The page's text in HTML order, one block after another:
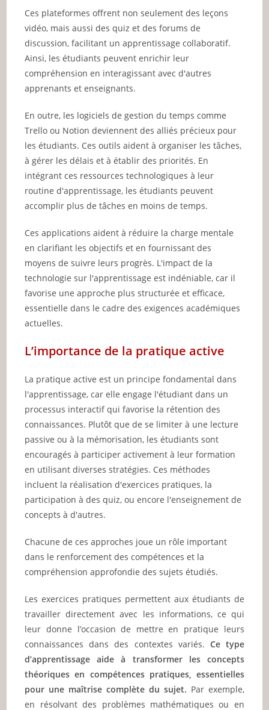
Ces plateformes offrent non seulement des leçons
vidéo, mais aussi des quiz et des forums de
discussion, facilitant un apprentissage collaboratif.
Ainsi, les étudiants peuvent enrichir leur
compréhension en interagissant avec d'autres
apprenants et enseignants.
En outre, les logiciels de gestion du temps comme
Trello ou Notion deviennent des alliés précieux pour
les étudiants. Ces outils aident à organiser les tâches,
à gérer les délais et à établir des priorités. En
intégrant ces ressources technologiques à leur
routine d'apprentissage, les étudiants peuvent
accomplir plus de tâches en moins de temps.
Ces applications aident à réduire la charge mentale
en clarifiant les objectifs et en fournissant des
moyens de suivre leurs progrès. L'impact de la
technologie sur l'apprentissage est indéniable, car il
favorise une approche plus structurée et efficace,
essentielle dans le cadre des exigences académiques
actuelles.
L’importance de la pratique active
La pratique active est un principe fondamental dans
l'apprentissage, car elle engage l'étudiant dans un
processus interactif qui favorise la rétention des
connaissances. Plutôt que de se limiter à une lecture
passive ou à la mémorisation, les étudiants sont
encouragés à participer activement à leur formation
en utilisant diverses stratégies. Ces méthodes
incluent la réalisation d'exercices pratiques, la
participation à des quiz, ou encore l'enseignement de
concepts à d'autres.
Chacune de ces approches joue un rôle important
dans le renforcement des compétences et la
compréhension approfondie des sujets étudiés.
Les exercices pratiques permettent aux étudiants de
travailler directement avec les informations, ce qui
leur donne l’occasion de mettre en pratique leurs
connaissances dans des contextes variés. Ce type
d’apprentissage aide à transformer les concepts
théoriques en compétences pratiques, essentielles
pour une maîtrise complète du sujet. Par exemple,
en résolvant des problèmes mathématiques ou en